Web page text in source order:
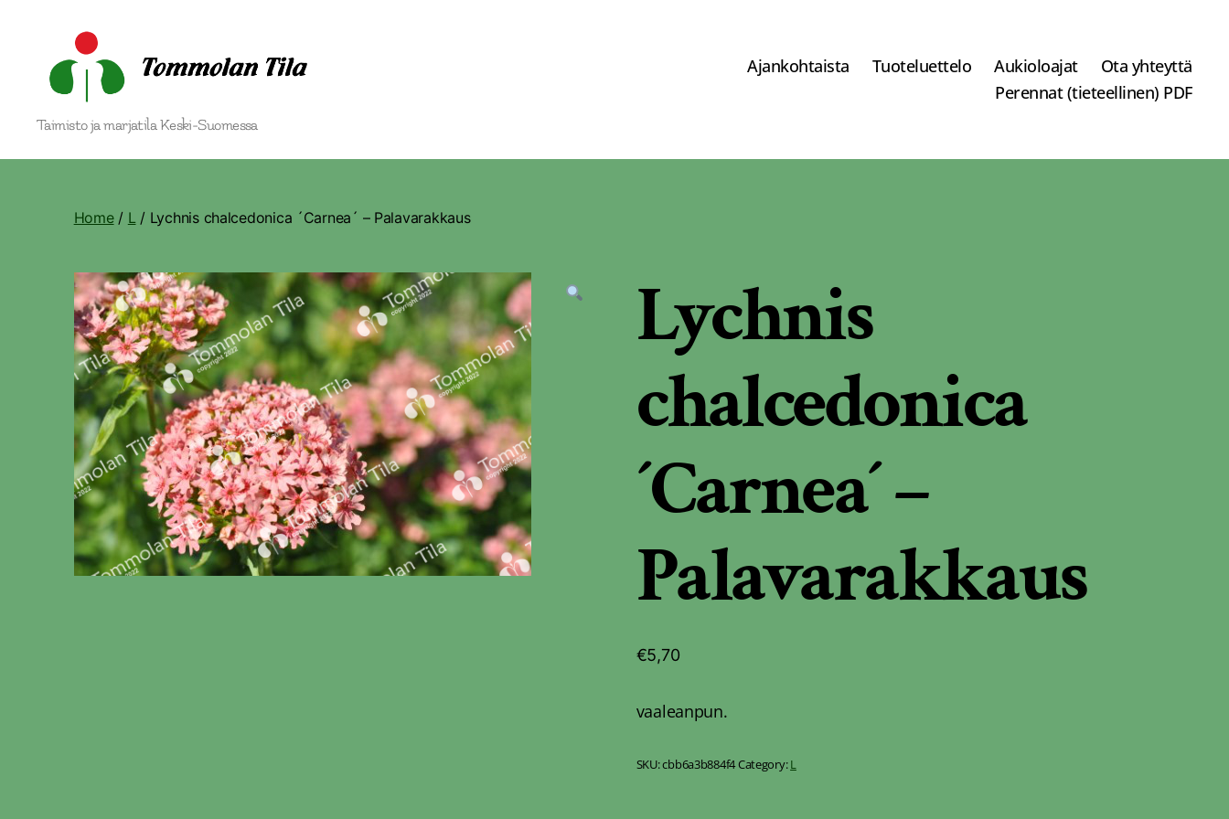
Tommolan
Tila
Taimisto ja marjatila Keski-Suomessa
Ajankohtaista Tuoteluettelo Aukioloajat
Ota yhteyttä
Perennat (tieteellinen) PDF
Home/ L / Lychnis chalcedonica ´Carnea´ – Palavarakkaus
Lychnis
chalcedonica
´Carnea´ –
Palavarakkaus
€5,70
vaaleanpun.
SKU:cbb6a3b884f4Category:L